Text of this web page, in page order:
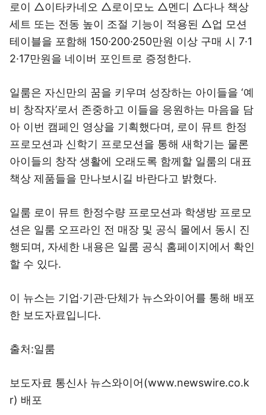
로이 △이타카네오 △로이모노 △멘디 △다나 책상
세트 또는 전동 높이 조절 기능이 적용된 △업 모션
테이블을 포함해 150·200·250만원 이상 구매 시 7·1
2·17만원을 네이버 포인트로 증정한다.
일룸은 자신만의 꿈을 키우며 성장하는 아이들을 ‘예
비 창작자’로서 존중하고 이들을 응원하는 마음을 담
아 이번 캠페인 영상을 기획했다며, 로이 뮤트 한정
프로모션과 신학기 프로모션을 통해 새학기는 물론
아이들의 창작 생활에 오래도록 함께할 일룸의 대표
책상 제품들을 만나보시길 바란다고 밝혔다.
일룸 로이 뮤트 한정수량 프로모션과 학생방 프로모
션은 일룸 오프라인 전 매장 및 공식 몰에서 동시 진
행되며, 자세한 내용은 일룸 공식 홈페이지에서 확인
할 수 있다.
이 뉴스는 기업·기관·단체가 뉴스와이어를 통해 배포
한 보도자료입니다.
출처:일룸
보도자료 통신사 뉴스와이어(www.newswire.co.k
r) 배포